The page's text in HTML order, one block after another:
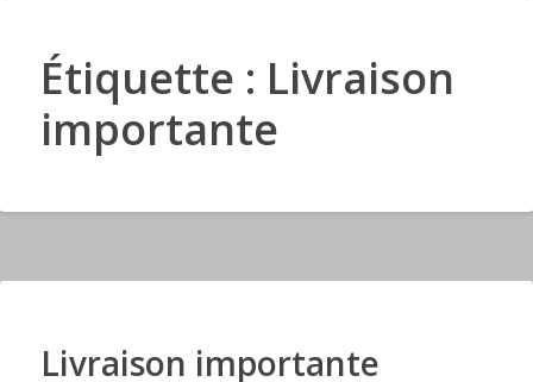
Étiquette : Livraison
importante
ILivraison importante